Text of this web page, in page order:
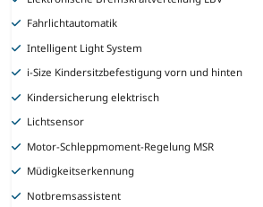
Fahrlichtautomatik
Intelligent Light System
i-Size Kindersitzbefestigung vorn und hinten
Kindersicherung elektrisch
Lichtsensor
Motor-Schleppmoment-Regelung MSR
Müdigkeitserkennung
Notbremsassistent